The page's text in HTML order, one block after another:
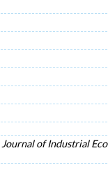
Journal of Industrial